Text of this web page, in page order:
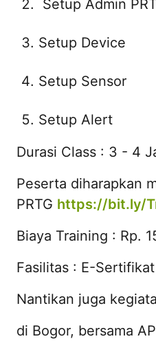
Setup Admin
Setup Device
Setup Sensor
Setup Alert
Durasi Class : 3 - 4
Peserta diharapkan
PRTG https://bit.ly/
Biaya Training : Rp.
Fasilitas : E-Sertifikat
Nantikan juga
di Bogor, bersama